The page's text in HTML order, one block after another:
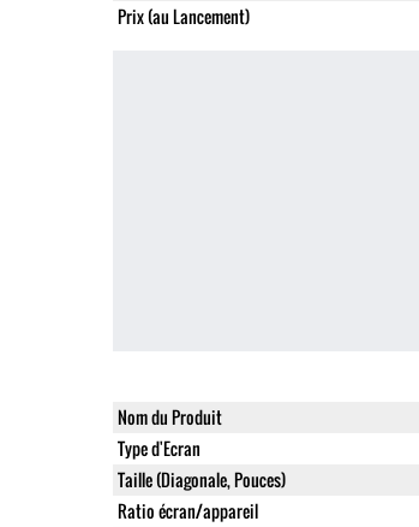
Prix (au Lancement)
Nom du Produit
Type d'Ecran
Taille (Diagonale, Pouces)
Ratio écran/appareil